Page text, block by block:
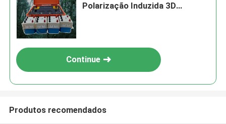
Polarização Induzida 3D
Continue
Produtos recomendados